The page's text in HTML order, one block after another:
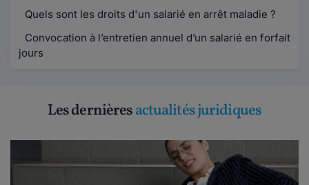
Quels sont les droits d'un salarié en arrêt maladie ?
Convocation à l’entretien annuel d’un salarié en forfait
jours
Les dernièresactualités juridiques